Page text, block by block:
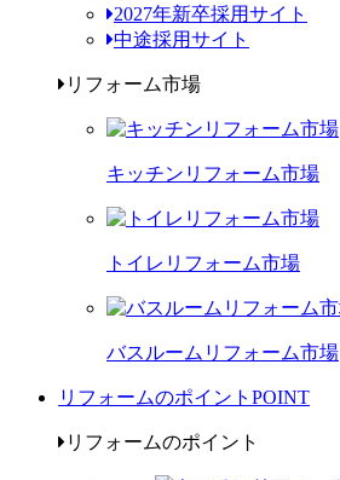
2027年新卒採用サイト
中途採用サイト
リフォーム市場
キッチンリフォーム市場
トイレリフォーム市場
バスルームリフォーム市場
リフォームのポイント POINT
リフォームのポイント